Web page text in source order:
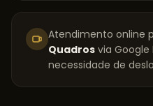
Atendimento online
Quadros via
necessidade de